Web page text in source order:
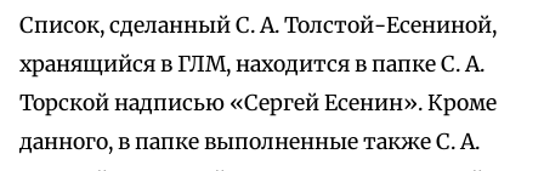
Список, сделанный С. А. Толстой-Есениной,
хранящийся в ГЛМ, находится в папке С. А.
Торской надписью «Сергей Есенин». Кроме
данного, в папке выполненные также С. А.